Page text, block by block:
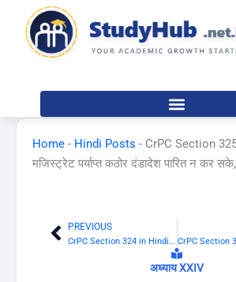
content
Home - Hindi Posts - CrPC Section
मजिस्ट्रेट पर्याप्त कठोर दंडादेश पारित न कर
Prev
PREVIOUS
CrPC Section 324 in Hindi: सिक्के संबंधी, स्टाम्प विधि संबंधी या संपत्ति संबंधी अपराधों के लिए पहले दोषसिद्ध किए जा चुके व्यक्तियों का विचारण
अध्याय XXIV